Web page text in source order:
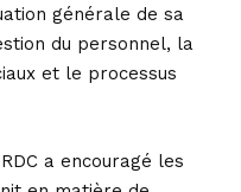
générale de sa
du personnel, la
et le processus
a encouragé les